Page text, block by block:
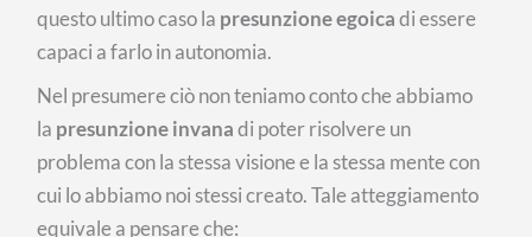
questo ultimo caso la presunzione egoicadi essere
capaci a farlo in autonomia.
Nel presumere ciò non teniamo conto che abbiamo
la presunzione invanadi poter risolvere un
problema con la stessa visione e la stessa mente con
cui lo abbiamo noi stessi creato. Tale atteggiamento
equivale a pensare che: